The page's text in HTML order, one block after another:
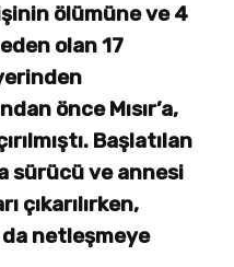
ölümüne ve 4
olan 17
önce Mısır’a,
Başlatılan
sürücü ve annesi
çıkarılırken,
netleşmeye